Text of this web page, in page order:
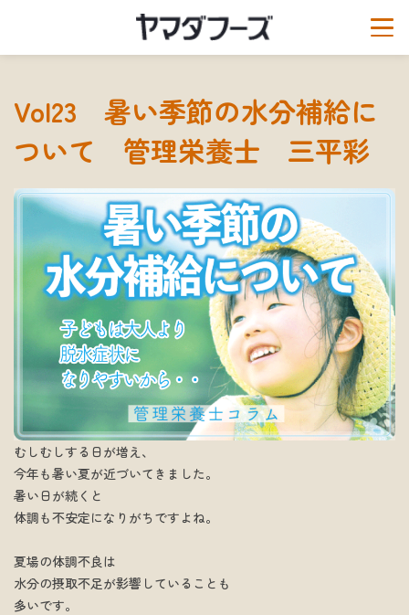
Vol23 暑い季節の水分補給に
ついて 管理栄養士 三平彩
むしむしする日が増え、
今年も暑い夏が近づいてきました。
暑い日が続くと
体調も不安定になりがちですよね。
夏場の体調不良は
水分の摂取不足が影響していることも
多いです。